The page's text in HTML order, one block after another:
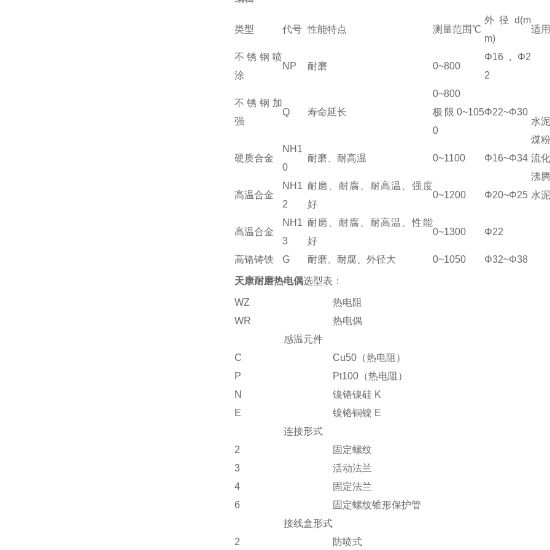
类型 代号 性能特点 测量范围℃
外径d(m
m)
适
不锈钢喷
涂
NP 耐磨 0~800
Φ16，Φ2
2
水泥
煤粉
流
沸
水
不锈钢加
强
Q 寿命延长
0~800
极限0~105
0
Φ22~Φ30
硬质合金
NH1
0
耐磨、耐高温 0~1100 Φ16~Φ34
高温合金
NH1
2
耐磨、耐腐、耐高温、强度
好
0~1200 Φ20~Φ25
高温合金
NH1
3
耐磨、耐腐、耐高温、性能
好
0~1300 Φ22
高铬铸铁 G 耐磨、耐腐、外径大 0~1050 Φ32~Φ38
天康耐磨热电偶选型表：
WZ
热电阻
WR
热电偶
感温元件
C
Cu50（热电阻）
P
Pt100（热电阻）
N
镍铬镍硅 K
E
镍铬铜镍 E
连接形式
2
固定螺纹
3
活动法兰
4
固定法兰
6
固定螺纹锥形保护管
接线盒形式
2
防喷式